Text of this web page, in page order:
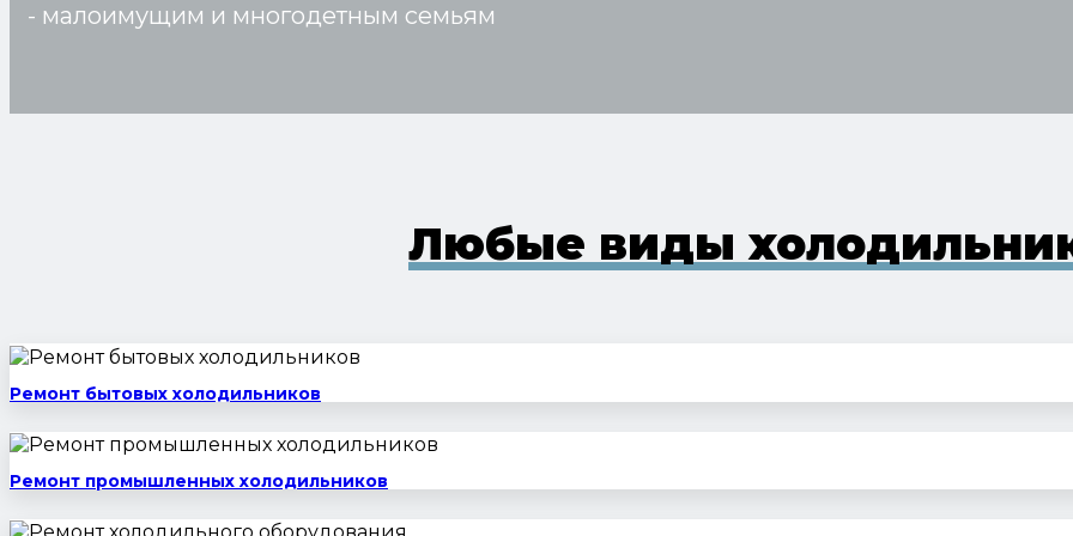
- малоимущим и многодетным семьям
Любые виды
Ремонт бытовых холодильников
Ремонт промышленных холодильников